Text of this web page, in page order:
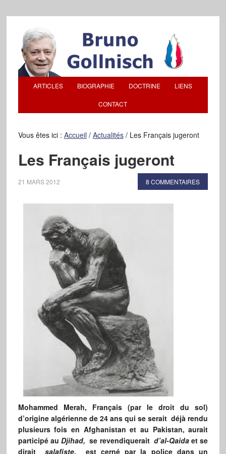
ARTICLES BIOGRAPHIE DOCTRINE LIENS
CONTACT
Vous êtes ici : Accueil / Actualités /Les Français jugeront
Les Français jugeront
21 MARS 2012 8 COMMENTAIRES
Mohammed Merah, Français (par le droit du sol)
d’origine algérienne de 24 ans qui se serait déjà rendu
plusieurs fois en Afghanistan et au Pakistan, aurait
participé auDjihad, se revendiquerait d’al-Qaidaet se
diraitsalafiste, est cerné par la police dans un